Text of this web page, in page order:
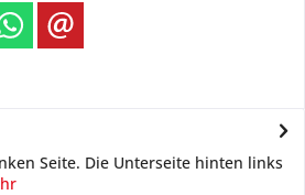
Seite. Die Unterseite hinten links